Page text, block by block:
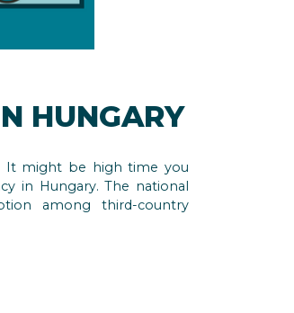
HUNGARY
It might be high time you
in Hungary. The national
among third-country